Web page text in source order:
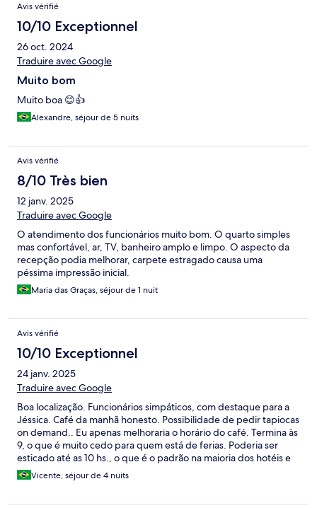
Avis vérifié
10/10 Exceptionnel
26 oct. 2024
Traduire avec Google
Muito bom
Muito boa 😊👍
Alexandre, séjour de 5 nuits
Avis vérifié
8/10 Très bien
12 janv. 2025
Traduire avec Google
O atendimento dos funcionários muito bom. O quarto simples
mas confortável, ar, TV, banheiro amplo e limpo. O aspecto da
recepção podia melhorar, carpete estragado causa uma
péssima impressão inicial.
Maria das Graças, séjour de 1 nuit
Avis vérifié
10/10 Exceptionnel
24 janv. 2025
Traduire avec Google
Boa localização. Funcionários simpáticos, com destaque para a
Jéssica. Café da manhã honesto. Possibilidade de pedir tapiocas
on demand.. Eu apenas melhoraria o horário do café. Termina às
9, o que é muito cedo para quem está de ferias. Poderia ser
esticado até as 10 hs., o que é o padrão na maioria dos hotéis e
pousadas Bom estacionamento .
Vicente, séjour de 4 nuits